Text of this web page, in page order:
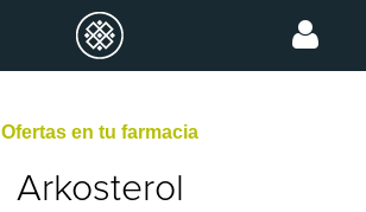
Ofertas en tu farmacia
Arkosterol